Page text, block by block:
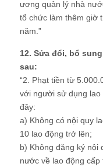
ương quản lý nhà
tổ chức làm thêm giờ
năm.”
12. Sửa đổi, bổ
sau:
“2. Phạt tiền từ
với người sử dụng lao
đây:
a) Không có nội quy
10 lao động trở lên;
b) Không đăng ký nội
nước về lao động cấp